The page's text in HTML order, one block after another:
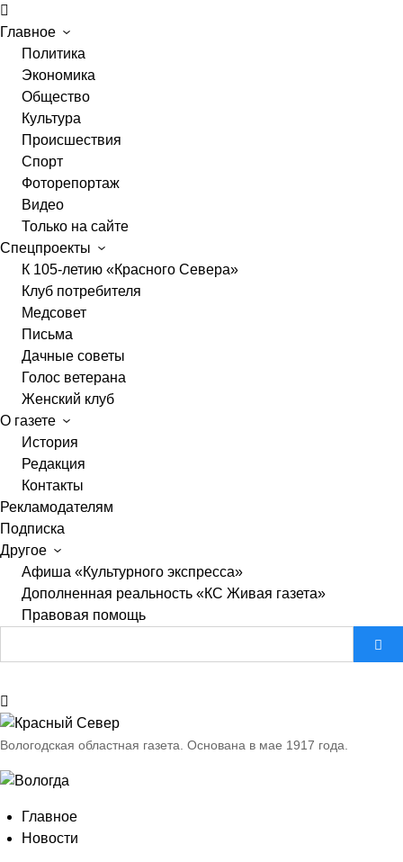
Главное
Политика
Экономика
Общество
Культура
Происшествия
Спорт
Фоторепортаж
Видео
Только на сайте
Спецпроекты
К 105-летию «Красного Севера»
Клуб потребителя
Медсовет
Письма
Дачные советы
Голос ветерана
Женский клуб
О газете
История
Редакция
Контакты
Рекламодателям
Подписка
Другое
Афиша «Культурного экспресса»
Дополненная реальность «КС Живая газета»
Правовая помощь
Вологодская областная газета. Основана в мае 1917 года.
Главное
Новости